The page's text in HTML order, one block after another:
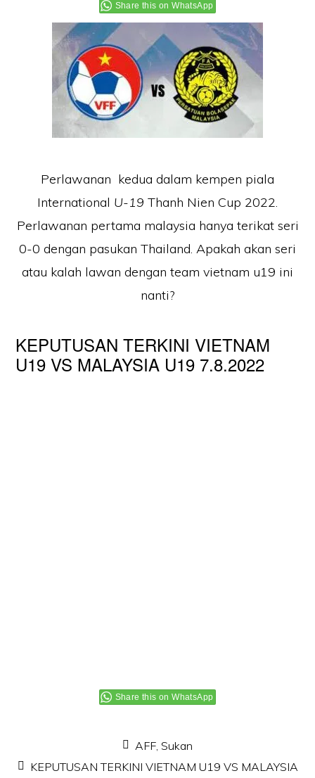
Share this on WhatsApp
Perlawanan kedua dalam kempen piala
International U-19 Thanh Nien Cup 2022.
Perlawanan pertama malaysia hanya terikat seri
0-0 dengan pasukan Thailand. Apakah akan seri
atau kalah lawan dengan team vietnam u19 ini
nanti?
KEPUTUSAN TERKINI VIETNAM
U19 VS MALAYSIA U19 7.8.2022
Share this on WhatsApp
AFF, Sukan
KEPUTUSAN TERKINI VIETNAM U19 VS MALAYSIA